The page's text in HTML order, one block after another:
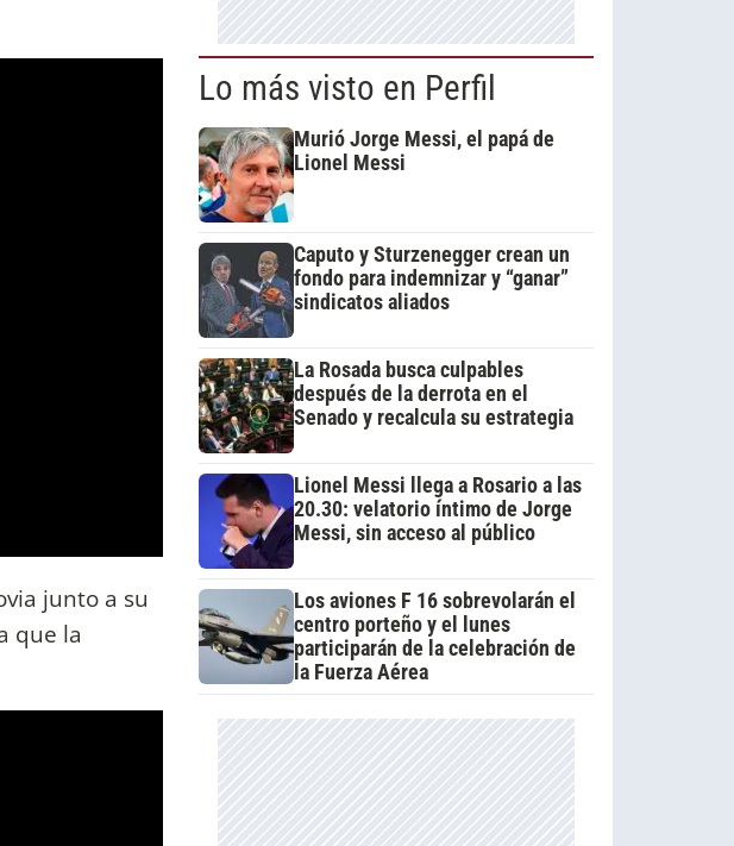
junto a su
que la
Lo más visto en Perfil
Murió Jorge Messi, el papá de
Lionel Messi
Caputo y Sturzenegger crean un
fondo para indemnizar y “ganar”
sindicatos aliados
La Rosada busca culpables
después de la derrota en el
Senado y recalcula su estrategia
Lionel Messi llega a Rosario a las
20.30: velatorio íntimo de Jorge
Messi, sin acceso al público
Los aviones F 16 sobrevolarán el
centro porteño y el lunes
participarán de la celebración de
la Fuerza Aérea